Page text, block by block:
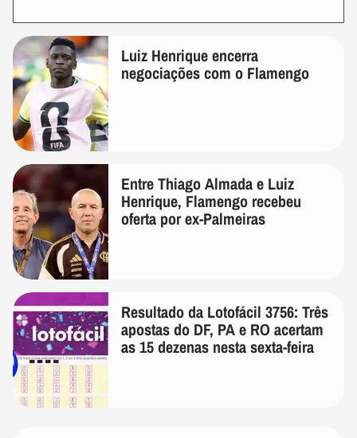
Luiz Henrique encerra
negociações com o Flamengo
Entre Thiago Almada e Luiz
Henrique, Flamengo recebeu
oferta por ex-Palmeiras
Resultado da Lotofácil 3756: Três
apostas do DF, PA e RO acertam
as 15 dezenas nesta sexta-feira